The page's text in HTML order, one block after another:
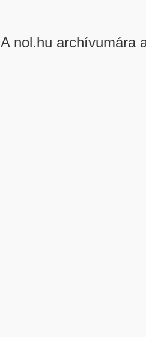
A nol.hu archívumára